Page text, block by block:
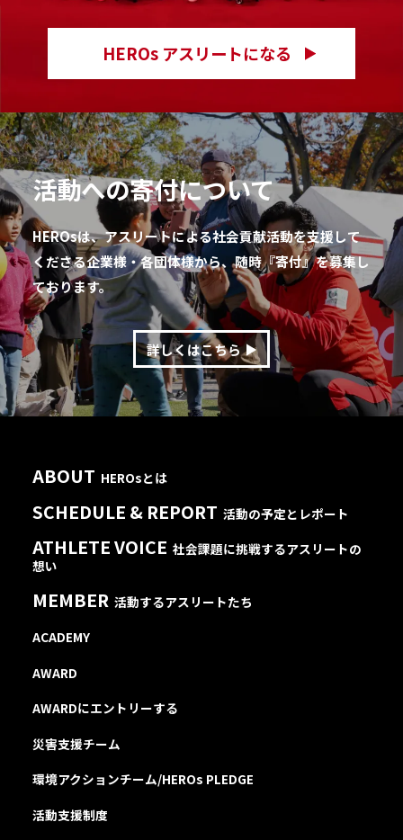
HEROs アスリートになる
活動への寄付について
HEROsは、アスリートによる社会貢献活動を支援して
くださる企業様・各団体様から、随時『寄付』を募集し
ております。
詳しくはこちら
ABOUT HEROsとは
SCHEDULE & REPORT 活動の予定とレポート
ATHLETE VOICE 社会課題に挑戦するアスリートの
想い
MEMBER 活動するアスリートたち
ACADEMY
AWARD
AWARDにエントリーする
災害支援チーム
環境アクションチーム/HEROs PLEDGE
活動支援制度